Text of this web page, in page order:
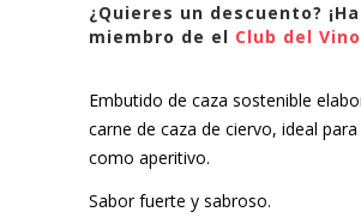
¿Quieres un descuento?
miembro de el Club del Vino
Embutido de caza sostenible
carne de caza de ciervo, ideal
como aperitivo.
Sabor fuerte y sabroso.